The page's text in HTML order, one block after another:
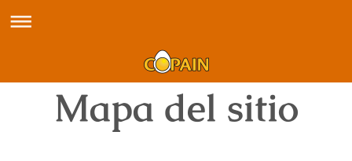
Mapa del sitio